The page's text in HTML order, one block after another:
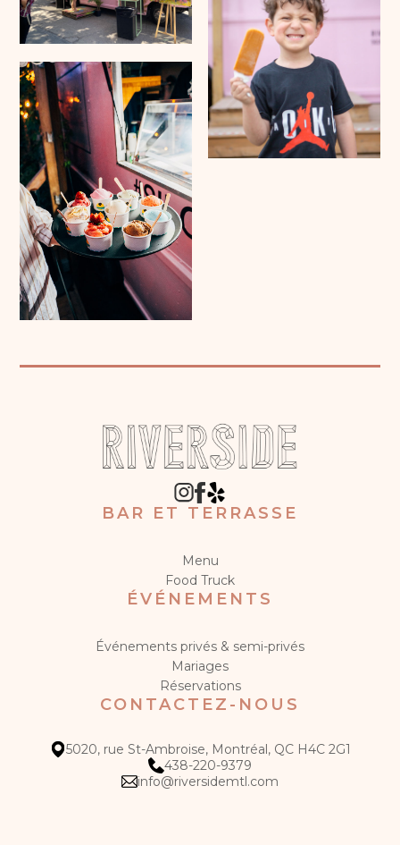
BAR ET TERRASSE
Menu
Food Truck
ÉVÉNEMENTS
Événements privés & semi-privés
Mariages
Réservations
CONTACTEZ-NOUS
5020, rue St-Ambroise, Montréal, QC H4C 2G1
438-220-9379
info@riversidemtl.com